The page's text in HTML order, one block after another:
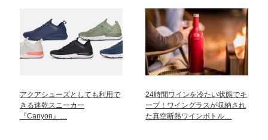
アクアシューズとしても利用で
きる速乾スニーカー
『Canyon』…
24時間ワインを冷たい状態でキ
ープ！ワイングラスが収納され
た真空断熱ワインボトル…